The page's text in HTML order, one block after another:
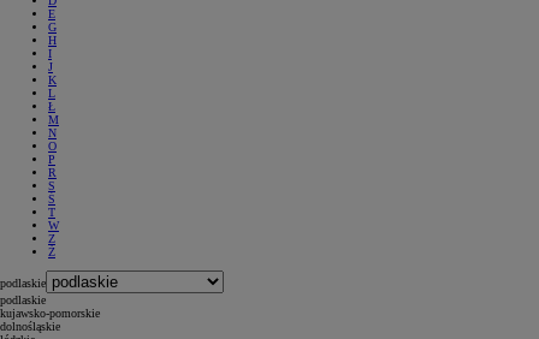
E
G
H
I
J
K
L
Ł
M
N
O
P
R
S
Ś
T
W
Z
Ż
podlaskie
podlaskie
kujawsko-pomorskie
dolnośląskie